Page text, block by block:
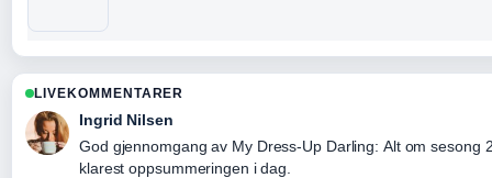
LIVEKOMMENTARER
Ingrid Nilsen
God gjennomgang av My Dress-Up Darling: Alt om sesong
klarest oppsummeringen i dag.